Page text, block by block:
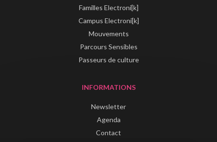
Familles Electroni[k]
Campus Electroni[k]
Mouvements
Parcours Sensibles
Passeurs de culture
INFORMATIONS
Newsletter
Agenda
Contact